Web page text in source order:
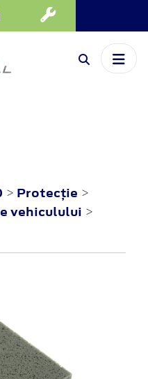
> Protecţie >
vehiculului >